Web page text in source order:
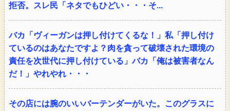
拒否。スレ民「ネタでもひどい・・・そ...
バカ「ヴィーガンは押し付けてくるな！」私「押し付け
ているのはあなたですよ？肉を貪って破壊された環境の
責任を次世代に押し付けている」バカ「俺は被害者なん
だ！」やれやれ・・・
その店には腕のいいバーテンダーがいた。このグラスに